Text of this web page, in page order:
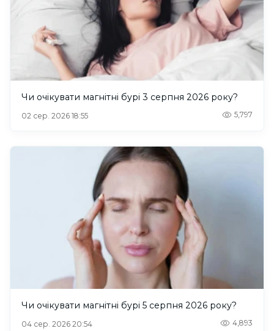
Чи очікувати магнітні бурі 3 серпня 2026 року?
02 сер. 2026 18:55 5,797
Чи очікувати магнітні бурі 5 серпня 2026 року?
04 сер. 2026 20:54 4,893